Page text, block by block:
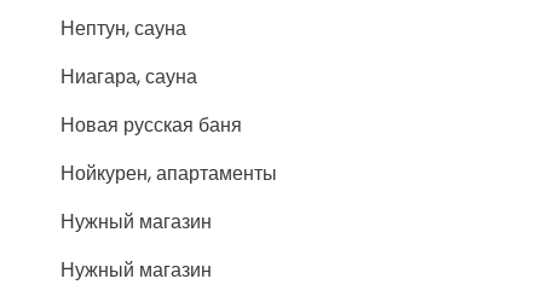
Нептун, сауна
Ниагара, сауна
Новая русская баня
Нойкурен, апартаменты
Нужный магазин
Нужный магазин